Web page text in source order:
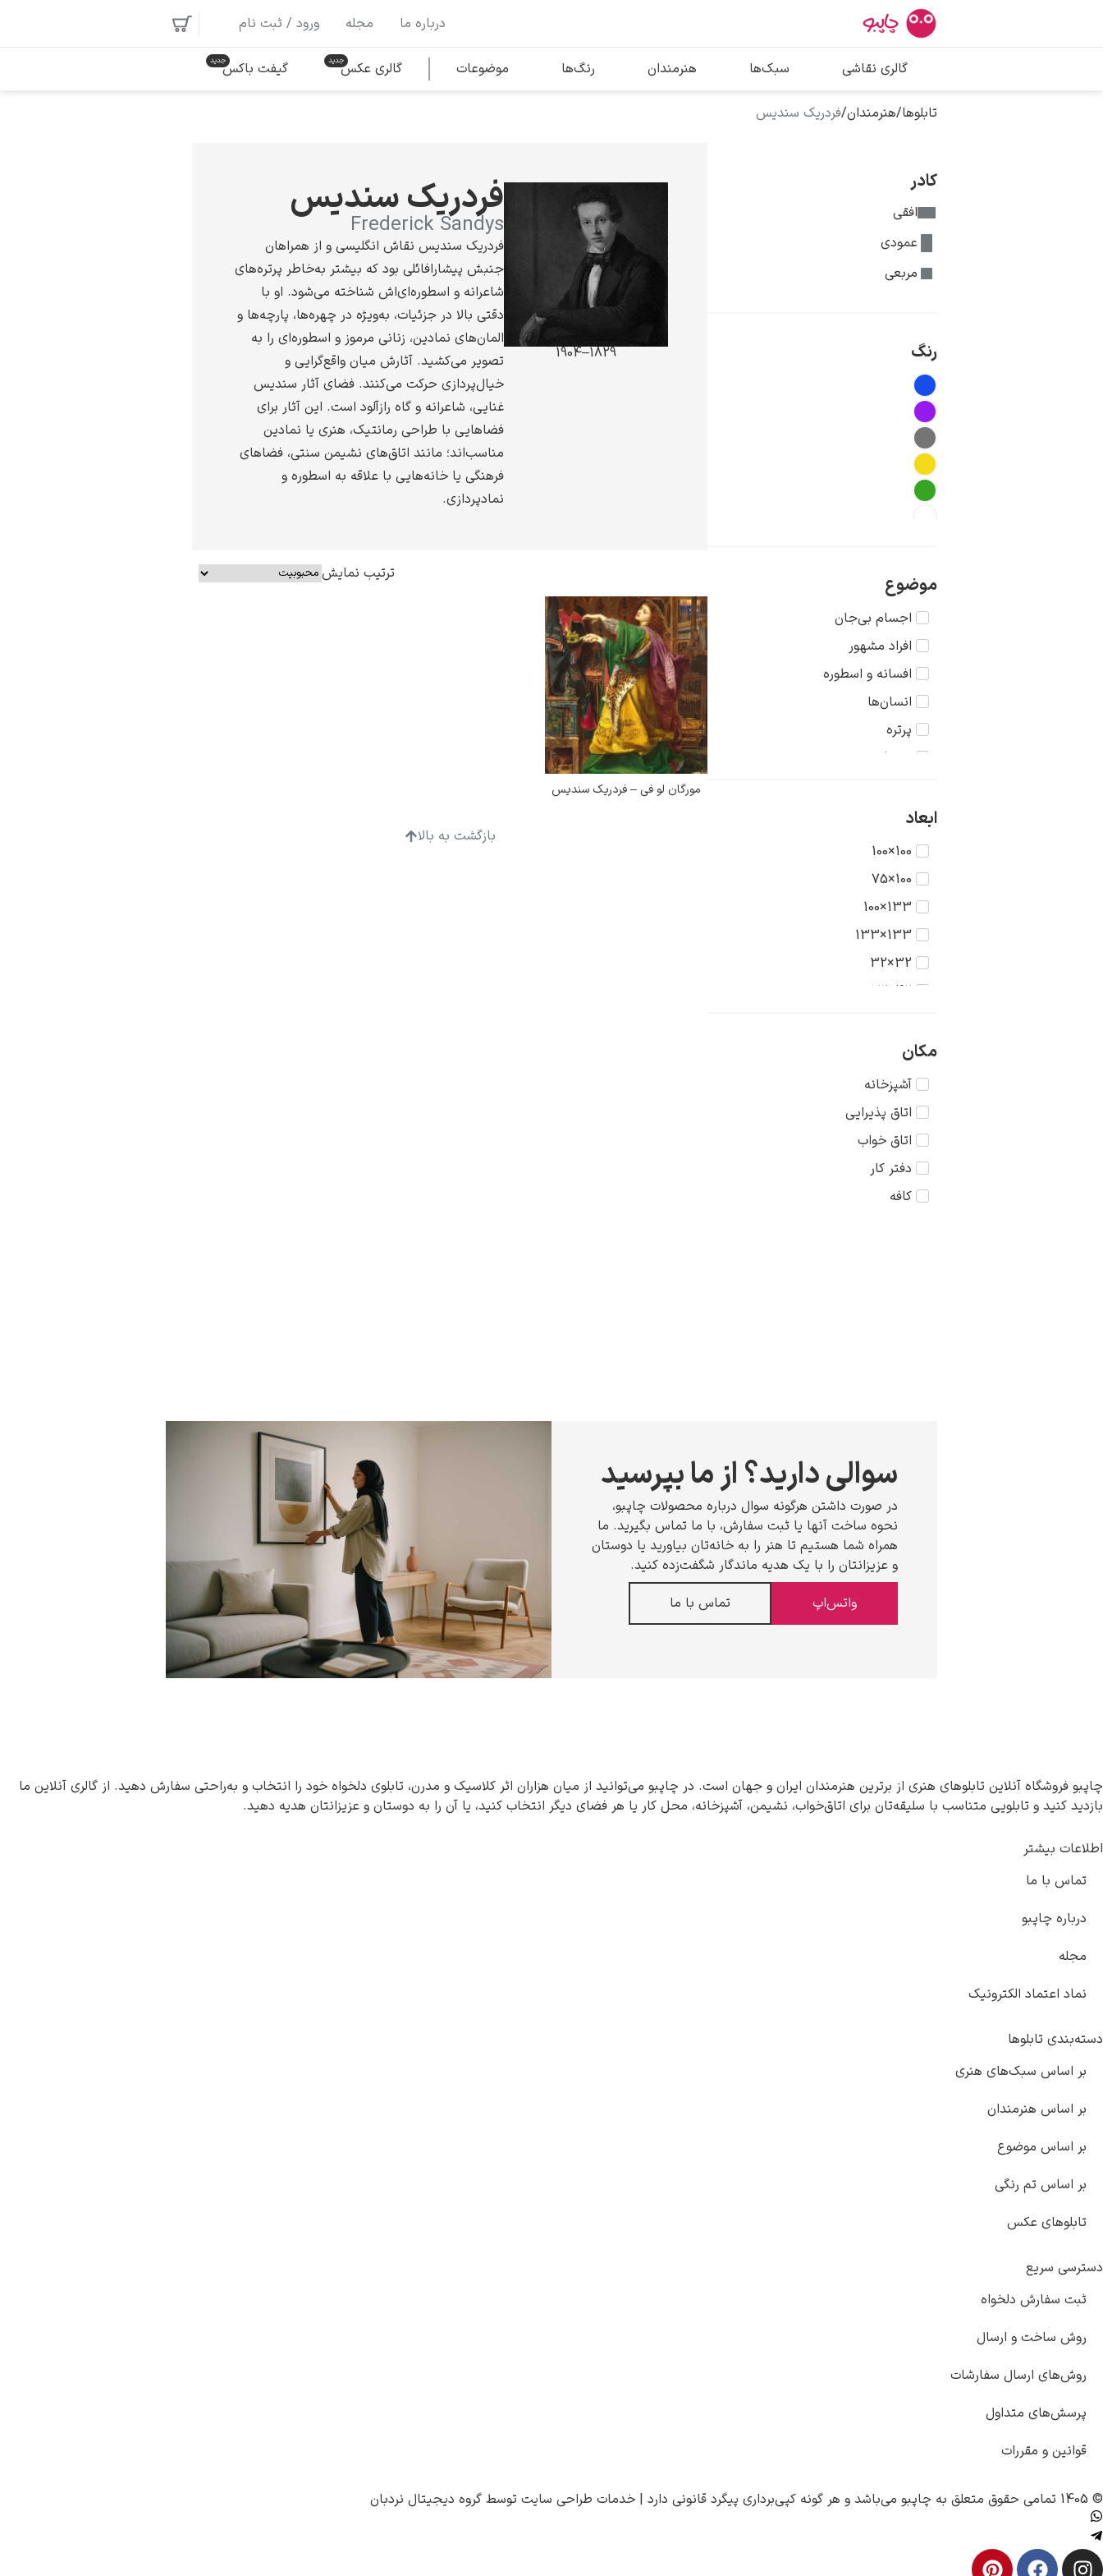
بیشترین جستجوها
پیکاسو
تابلو بوسه
محبوب‌ترین هنرمندان
ونسان ون گوگ
کامی پیسارو
ادوارد هاپر
درباره ما مجله ورود / ثبت نام
گالری نقاشی سبک‌ها هنرمندان رنگ‌ها موضوعات گالری عکس گیفت باکس
تابلوها/هنرمندان/فردریک سندیس
کادر
افقی
عمودی
مربعی
رنگ
موضوع
اجسام بی‌جان
افراد مشهور
افسانه و اسطوره
انسان‌ها
پرتره
تاریخ
حیوانات
دریا
دورنما
دوشیزگان
رنگ‌ها
روستا
سکون
عشق
غرب وحشی
کودک
مذهبی
منظره
ابعاد
100×100
100×75
133×100
133×133
32×32
42×32
56×42
56×56
75×56
75×75
مکان
آشپزخانه
اتاق پذیرایی
اتاق خواب
دفتر کار
کافه
1829–1904
فردریک سندیس
Frederick Sandys
فردریک سندیس نقاش انگلیسی و از همراهان
جنبش پیشارافائلی بود که بیشتر به‌خاطر پرتره‌های
شاعرانه و اسطوره‌ای‌اش شناخته می‌شود. او با
دقتی بالا در جزئیات، به‌ویژه در چهره‌ها، پارچه‌ها و
المان‌های نمادین، زنانی مرموز و اسطوره‌ای را به
تصویر می‌کشید. آثارش میان واقع‌گرایی و
خیال‌پردازی حرکت می‌کنند. فضای آثار سندیس
غنایی، شاعرانه و گاه رازآلود است. این آثار برای
فضاهایی با طراحی رمانتیک، هنری یا نمادین
مناسب‌اند؛ مانند اتاق‌های نشیمن سنتی، فضاهای
فرهنگی یا خانه‌هایی با علاقه به اسطوره و
نمادپردازی.
ترتیب نمایش
مورگان لو فی – فردریک سندیس
بازگشت به بالا
سوالی دارید؟ از ما بپرسید
در صورت داشتن هرگونه سوال درباره محصولات چاپبو،
نحوه ساخت آنها یا ثبت سفارش، با ما تماس بگیرید. ما
همراه شما هستیم تا هنر را به خانه‌تان بیاورید یا دوستان
و عزیزانتان را با یک هدیه ماندگار شگفت‌زده کنید.
واتس‌اپ
تماس با ما
چاپبو فروشگاه آنلاین تابلوهای هنری از برترین هنرمندان ایران و جهان است. در چاپبو می‌توانید از میان هزاران اثر کلاسیک و مدرن، تابلوی دلخواه خود را انتخاب و به‌راحتی سفارش دهید. از گالری آنلاین ما
بازدید کنید و تابلویی متناسب با سلیقه‌تان برای اتاق‌خواب، نشیمن، آشپزخانه، محل کار یا هر فضای دیگر انتخاب کنید، یا آن را به دوستان و عزیزانتان هدیه دهید.
اطلاعات بیشتر
تماس با ما
درباره چاپبو
مجله
نماد اعتماد الکترونیک
دسته‌بندی تابلوها
بر اساس سبک‌های هنری
بر اساس هنرمندان
بر اساس موضوع
بر اساس تم رنگی
تابلوهای عکس
دسترسی سریع
ثبت سفارش دلخواه
روش ساخت و ارسال
روش‌های ارسال سفارشات
پرسش‌های متداول
قوانین و مقررات
© 1405 تمامی حقوق متعلق به چاپبو می‌باشد و هر گونه کپی‌برداری پیگرد قانونی دارد | خدمات طراحی سایت توسط گروه دیجیتال نردبان